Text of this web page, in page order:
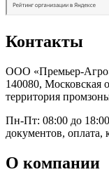
Контакты
ООО «Премьер-
140080, Московская
территория
Пн-Пт: 08:00 до
документов, оплата,
О компании